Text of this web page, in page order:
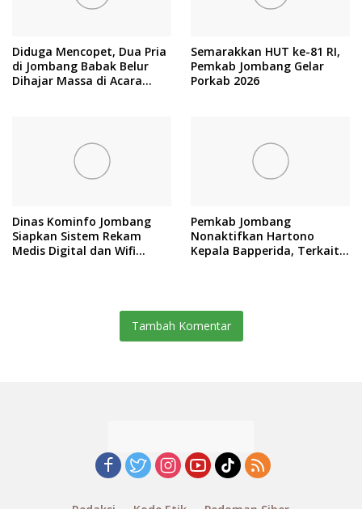
Diduga Mencopet, Dua Pria
di Jombang Babak Belur
Dihajar Massa di Acara
Semarakkan HUT ke-81 RI,
Pemkab Jombang Gelar
Porkab 2026
Dinas Kominfo Jombang
Siapkan Sistem Rekam
Medis Digital dan Wifi
Pemkab Jombang
Nonaktifkan Hartono
Kepala Bapperida, Terkait
Tambah Komentar